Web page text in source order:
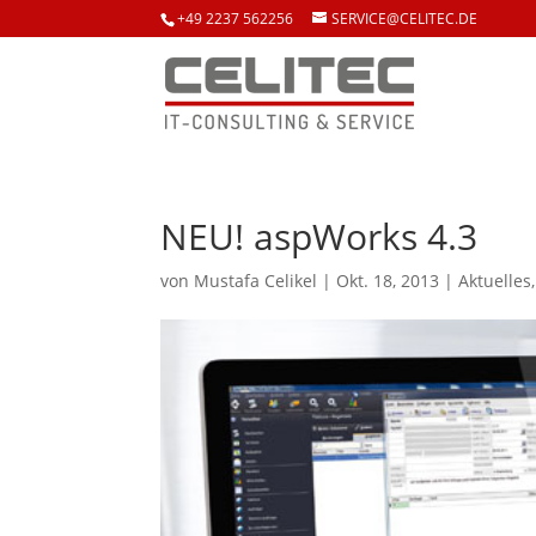
+49 2237 562256 SERVICE@CELITEC.DE
NEU! aspWorks 4.3
von Mustafa Celikel | Okt. 18, 2013 |Aktuelles